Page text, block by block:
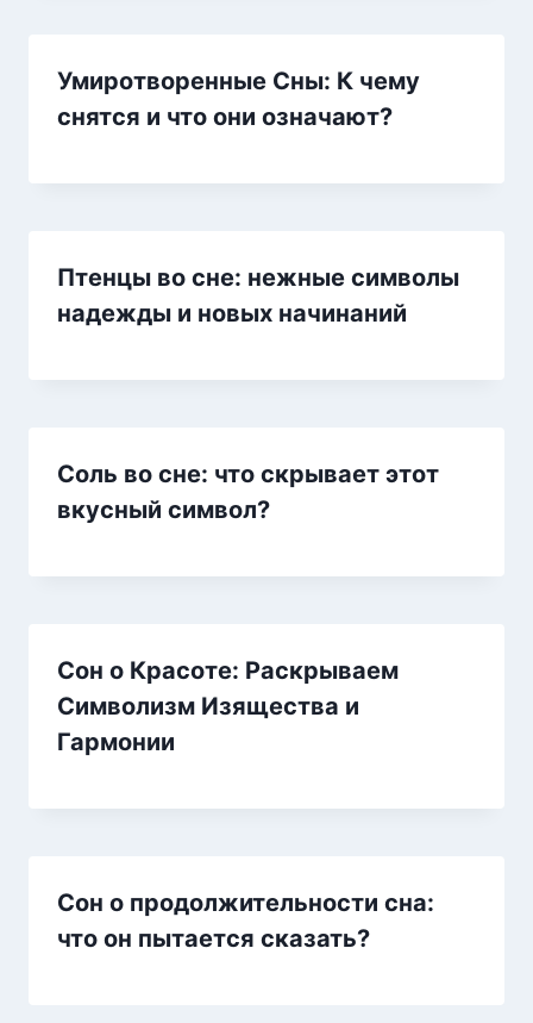
Умиротворенные Сны: К чему
снятся и что они означают?
Птенцы во сне: нежные символы
надежды и новых начинаний
Соль во сне: что скрывает этот
вкусный символ?
Сон о Красоте: Раскрываем
Символизм Изящества и
Гармонии
Сон о продолжительности сна:
что он пытается сказать?